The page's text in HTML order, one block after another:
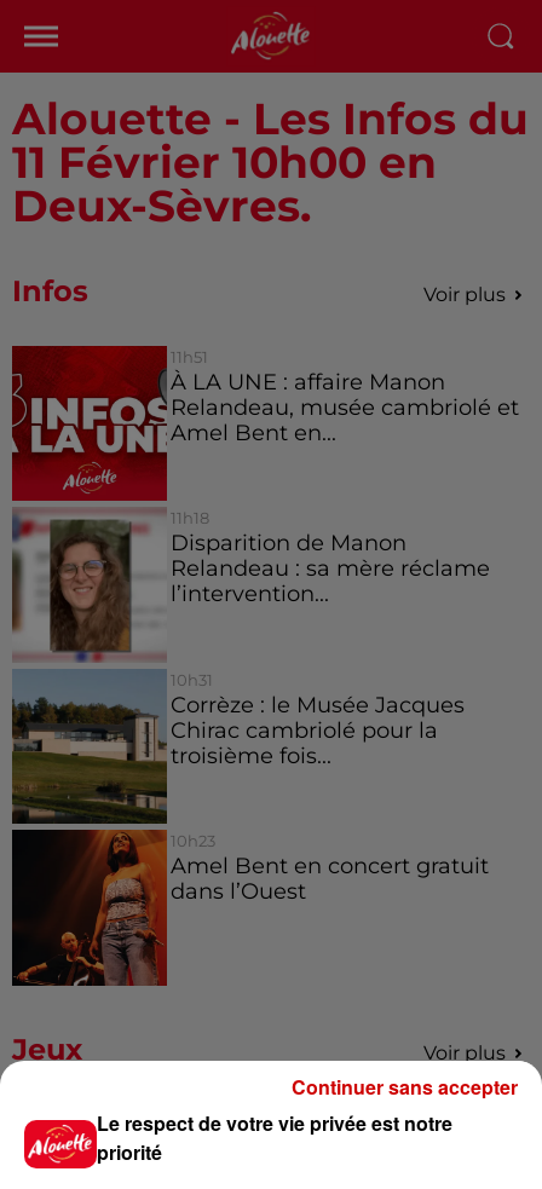
Alouette - Les Infos du
11 Février 10h00 en
Deux-Sèvres.
Infos Voir plus
11h51
À LA UNE : affaire Manon
Relandeau, musée cambriolé et
Amel Bent en...
11h18
Disparition de Manon
Relandeau : sa mère réclame
l’intervention...
10h31
Corrèze : le Musée Jacques
Chirac cambriolé pour la
troisième fois...
10h23
Amel Bent en concert gratuit
dans l’Ouest
Jeux Voir plus
Gagnez vos places pour le
Festival du Roi Arthur 2026 !
Le respect de votre vie privée est notre
priorité
Continuer sans accepter